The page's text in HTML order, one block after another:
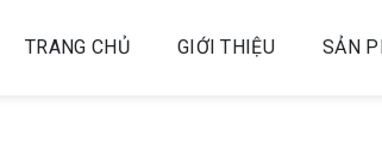
TRANG CHỦ GIỚI THIỆU SẢN